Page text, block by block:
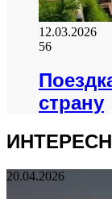
12.03.2026
56
страну
20.04.2026